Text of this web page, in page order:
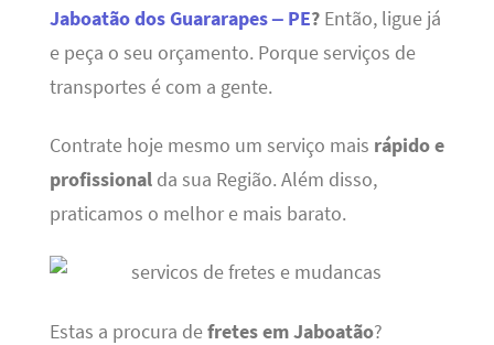
Jaboatão dos Guararapes – PE? Então, ligue já
e peça o seu orçamento. Porque serviços de
transportes é com a gente.
Contrate hoje mesmo um serviço mais rápido e
profissionalda sua Região. Além disso,
praticamos o melhor e mais barato.
Estas a procura defretes em Jaboatão?